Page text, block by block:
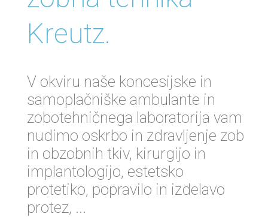
Kreutz.
V okviru naše koncesijske in
samoplačniške ambulante in
zobotehničnega laboratorija vam
nudimo oskrbo in zdravljenje zob
in obzobnih tkiv, kirurgijo in
implantologijo, estetsko
protetiko, popravilo in izdelavo
protez, ...